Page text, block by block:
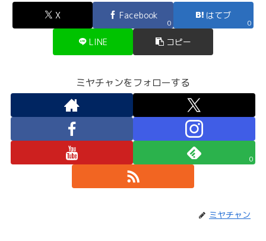
X Facebook
0
はてブ
0
LINE コピー
ミヤチャンをフォローする
0
ミヤチャン